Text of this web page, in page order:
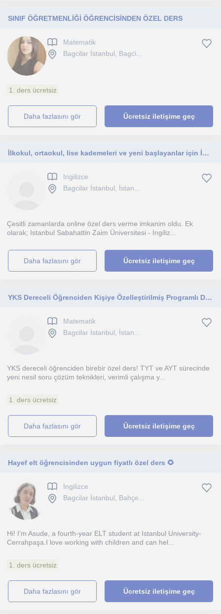
SINIF ÖĞRETMENLİĞİ ÖĞRENCİSİNDEN ÖZEL DERS
Matematik
Bagcilar İstanbul, Bagci...
1. ders ücretsiz
daha fazlasını gör Ücretsiz iletişime geç
İlkokul, ortaokul, lise kademeleri ve yeni başlayanlar için İngilizce
Ingilizce
Bagcilar İstanbul, İstan...
Çesitli zamanlarda online özel ders verme imkanim oldu. Ek
olarak; Istanbul Sabahattin Zaim Üniversitesi - Ingiliz...
daha fazlasını gör Ücretsiz iletişime geç
YKS Dereceli Öğrenciden Kişiye Özelleştirilmiş Programlı Ders
Matematik
Bagcilar İstanbul, İstan...
YKS dereceli öğrenciden birebir özel ders! TYT ve AYT sürecinde
yeni nesil soru çözüm teknikleri, verimli çalışma y...
1. ders ücretsiz
daha fazlasını gör Ücretsiz iletişime geç
Hayef elt öğrencisinden uygun fiyatlı özel ders 🌻
Ingilizce
Bagcilar İstanbul, Bahçe...
Hi! I'm Asude, a fourth-year ELT student at Istanbul University-
Cerrahpaşa.I love working with children and can hel...
1. ders ücretsiz
daha fazlasını gör Ücretsiz iletişime geç